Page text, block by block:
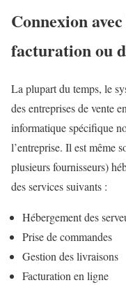
Connexion
facturation ou
La plupart du temps, le
des entreprises de vente
informatique spécifique
l’entreprise. Il est même
plusieurs fournisseurs)
des services suivants :
Hébergement des
Prise de commandes
Gestion des livraisons
Facturation en ligne